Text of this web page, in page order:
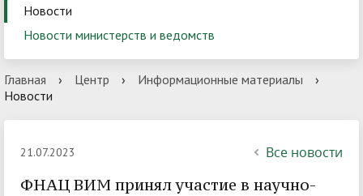
Новости
Новости министерств и ведомств
Главная › Центр › Информационные материалы
›
Новости
21.07.2023 Все новости
ФНАЦ ВИМ принял участие в научно-